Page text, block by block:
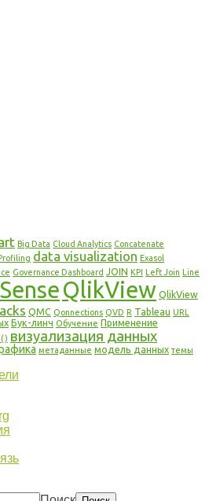
Big Data Cloud Analytics Concatenate
data visualization Exasol
Governance Dashboard JOIN KPI Left Join Line
QlikView QlikView
QMC Qonnections QVD R Tableau URL
Бук-линч Обучение Применение
визуализация данных
метаданные модель данных темы